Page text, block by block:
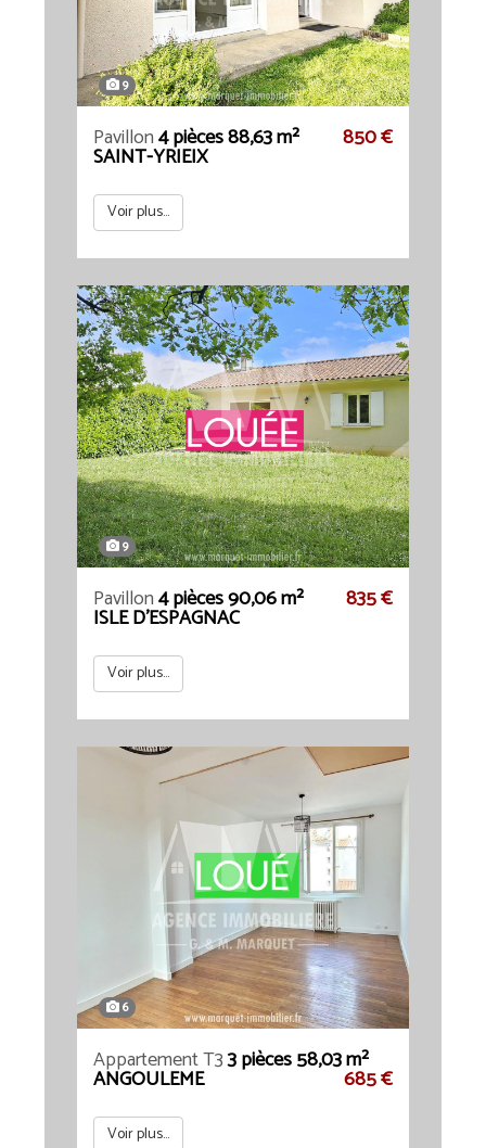
9
Pavillon4 pièces 88,63 m² 850 €
SAINT-YRIEIX
Voir plus...
9
Pavillon4 pièces 90,06 m² 835 €
ISLE D'ESPAGNAC
Voir plus...
6
Appartement T33 pièces 58,03 m²
685 €
ANGOULEME
Voir plus...